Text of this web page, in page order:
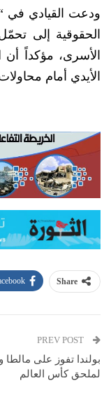
ودعت القيادي في
الحقوقية إلى
الأسرى، مؤكداً
الأيدي أمام
Share
بولندا تفوز على مالطا
لملحق كأس العالم